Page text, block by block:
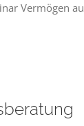
Vermögen